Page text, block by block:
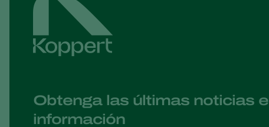
Obtenga las últimas noticias e
información